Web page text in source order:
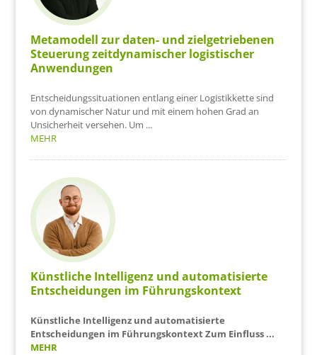
Metamodell zur daten- und zielgetriebenen
Steuerung zeitdynamischer logistischer
Anwendungen
Entscheidungssituationen entlang einer Logistikkette sind
von dynamischer Natur und mit einem hohen Grad an
Unsicherheit versehen. Um ...
MEHR
Künstliche Intelligenz und automatisierte
Entscheidungen im Führungskontext
Künstliche Intelligenz und automatisierte
Entscheidungen im FührungskontextZum Einfluss ...
MEHR